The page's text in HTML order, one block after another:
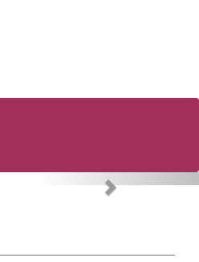
Next